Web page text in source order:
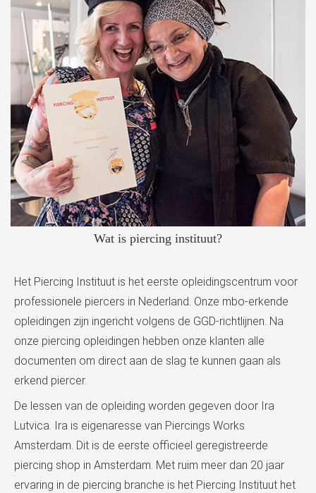
Wat is piercing instituut?
Het Piercing Instituut is het eerste opleidingscentrum voor
professionele piercers in Nederland. Onze mbo-erkende
opleidingen zijn ingericht volgens de GGD-richtlijnen. Na
onze piercing opleidingen hebben onze klanten alle
documenten om direct aan de slag te kunnen gaan als
erkend piercer.
De lessen van de opleiding worden gegeven door Ira
Lutvica. Ira is eigenaresse van Piercings Works
Amsterdam. Dit is de eerste officieel geregistreerde
piercing shop in Amsterdam. Met ruim meer dan 20 jaar
ervaring in de piercing branche is het Piercing Instituut het